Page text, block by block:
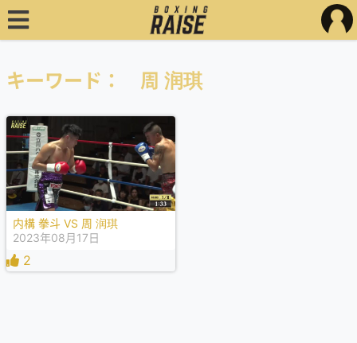
キーワード： 周 润琪
内構 拳斗 VS 周 润琪
2023年08月17日
2